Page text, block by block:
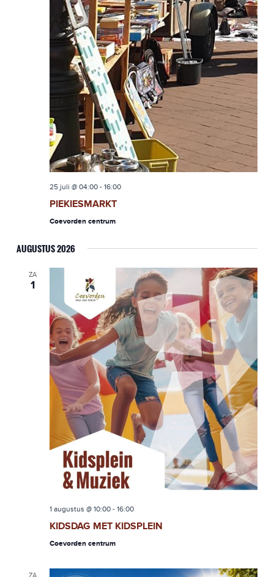
25 juli @ 04:00- 16:00
PIEKIESMARKT
Coevorden centrum
AUGUSTUS 2026
ZA
1
1 augustus @ 10:00- 16:00
KIDSDAG MET KIDSPLEIN
Coevorden centrum